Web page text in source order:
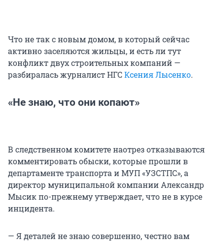
Что не так с новым домом, в который сейчас
активно заселяются жильцы, и есть ли тут
конфликт двух строительных компаний —
разбиралась журналист НГСКсения Лысенко.
«Не знаю, что они копают»
В следственном комитете наотрез отказываются
комментировать обыски, которые прошли в
департаменте транспорта и МУП «УЗСТПС», а
директор муниципальной компании Александр
Мысик по-прежнему утверждает, что не в курсе
инцидента.
— Я деталей не знаю совершенно, честно вам